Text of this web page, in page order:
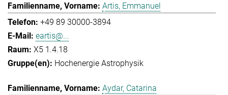
Artis, Emmanuel
+49 89 30000-3894
eartis@...
X5 1.4.18
Hochenergie Astrophysik
Aydar, Catarina